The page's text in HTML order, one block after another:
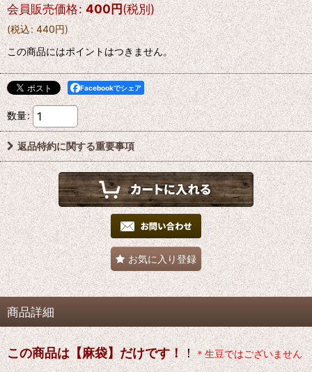
会員販売価格: 400円(税別)
(税込: 440円)
この商品にはポイントはつきません。
Facebookでシェア
数量:
返品特約に関する重要事項
お気に入り登録
商品詳細
この商品は【麻袋】だけです！！＊生豆ではございません